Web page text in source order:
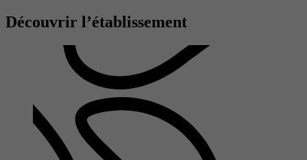
Découvrir l’établissement